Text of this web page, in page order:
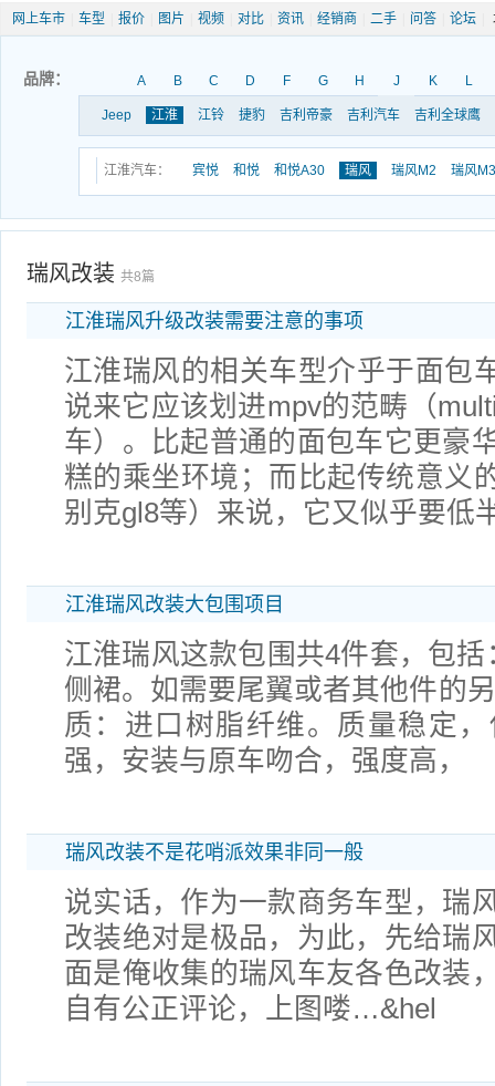
网上车市 车型 报价 图片 视频 对比 资讯 经销商 二手 问答 论坛
品牌： A B C D F G H J K L
Jeep 江淮 江铃 捷豹 吉利帝豪 吉利汽车 吉利全球鹰
江淮汽车： 宾悦 和悦 和悦A30 瑞风 瑞风M2 瑞风M3
瑞风改装 共8篇
江淮瑞风升级改装需要注意的事项
江淮瑞风的相关车型介乎于面包
说来它应该划进mpv的范畴（
车）。比起普通的面包车它更豪
糕的乘坐环境；而比起传统意义
别克gl8等）来说，它又似乎要低
江淮瑞风改装大包围项目
江淮瑞风这款包围共4件套，包
侧裙。如需要尾翼或者其他件的
质：进口树脂纤维。质量稳定
强，安装与原车吻合，强度高，
瑞风改装不是花哨派效果非同一般
说实话，作为一款商务车型，瑞
改装绝对是极品，为此，先给瑞
面是俺收集的瑞风车友各色改装
自有公正评论，上图喽…&hel